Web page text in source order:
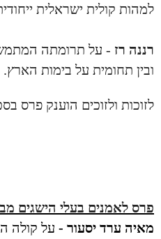
למהות קולית ישראלית
רננה רז - על תרומתה
ובין תחומית על בימות הארץ.
לזוכות ולזוכים הוענק פרס בסכום
פרס לאמנים בעלי הישגים
מאיה ערד יסעור - על קולה